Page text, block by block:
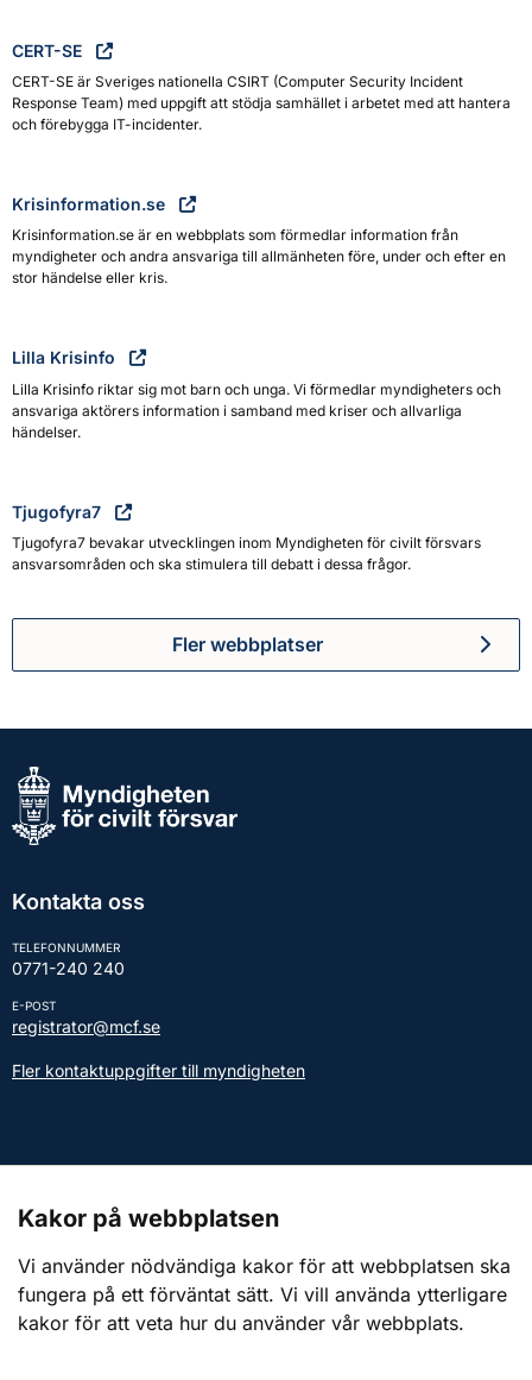
CERT-SE
CERT-SE är Sveriges nationella CSIRT (Computer Security Incident
Response Team) med uppgift att stödja samhället i arbetet med att hantera
och förebygga IT-incidenter.
Krisinformation.se
Krisinformation.se är en webbplats som förmedlar information från
myndigheter och andra ansvariga till allmänheten före, under och efter en
stor händelse eller kris.
Lilla Krisinfo
Lilla Krisinfo riktar sig mot barn och unga. Vi förmedlar myndigheters och
ansvariga aktörers information i samband med kriser och allvarliga
händelser.
Tjugofyra7
Tjugofyra7 bevakar utvecklingen inom Myndigheten för civilt försvars
ansvarsområden och ska stimulera till debatt i dessa frågor.
Fler webbplatser
Kontakta oss
TELEFONNUMMER
0771-240 240
E-POST
registrator@mcf.se
Fler kontaktuppgifter till myndigheten
Webbplatsen
Om webbplatsen
Kakor på webbplatsen
Vi använder nödvändiga kakor för att webbplatsen ska
fungera på ett förväntat sätt. Vi vill använda ytterligare
kakor för att veta hur du använder vår webbplats.